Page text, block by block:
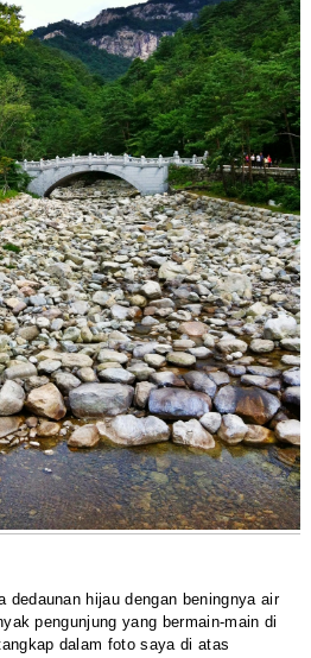
dedaunan hijau dengan beningnya air
pengunjung yang bermain-main di
dalam foto saya di atas